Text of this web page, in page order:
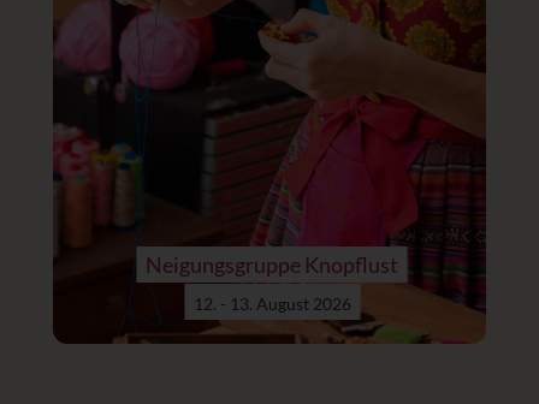
Neigungsgruppe Knopflust
12. - 13. August 2026